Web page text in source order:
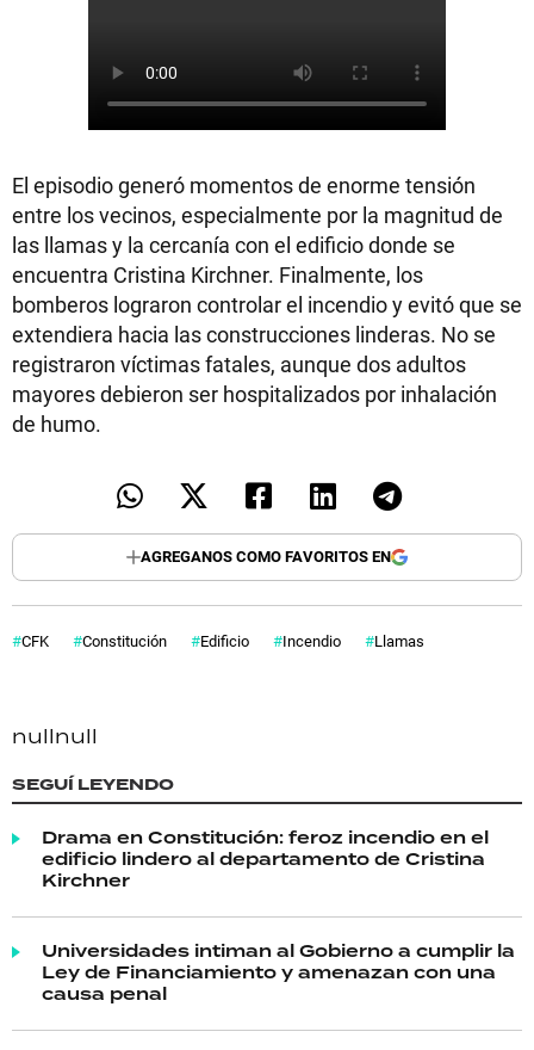
El episodio generó momentos de enorme tensión
entre los vecinos, especialmente por la magnitud de
las llamas y la cercanía con el edificio donde se
encuentra Cristina Kirchner. Finalmente, los
bomberos lograron controlar el incendio y evitó que se
extendiera hacia las construcciones linderas. No se
registraron víctimas fatales, aunque dos adultos
mayores debieron ser hospitalizados por inhalación
de humo.
AGREGANOS COMO FAVORITOS EN
CFK Constitución Edificio Incendio Llamas
nullnull
SEGUÍ LEYENDO
Drama en Constitución: feroz incendio en el
edificio lindero al departamento de Cristina
Kirchner
Universidades intiman al Gobierno a cumplir la
Ley de Financiamiento y amenazan con una
causa penal